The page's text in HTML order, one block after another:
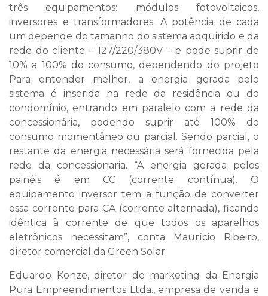
três equipamentos: módulos fotovoltaicos,
inversores e transformadores. A potência de cada
um depende do tamanho do sistema adquirido e da
rede do cliente – 127/220/380V – e pode suprir de
10% a 100% do consumo, dependendo do projeto
Para entender melhor, a energia gerada pelo
sistema é inserida na rede da residência ou do
condomínio, entrando em paralelo com a rede da
concessionária, podendo suprir até 100% do
consumo momentâneo ou parcial. Sendo parcial, o
restante da energia necessária será fornecida pela
rede da concessionaria. “A energia gerada pelos
painéis é em CC (corrente contínua). O
equipamento inversor tem a função de converter
essa corrente para CA (corrente alternada), ficando
idêntica à corrente de que todos os aparelhos
eletrônicos necessitam”, conta Maurício Ribeiro,
diretor comercial da Green Solar.
Eduardo Konze, diretor de marketing da Energia
Pura Empreendimentos Ltda., empresa de venda e